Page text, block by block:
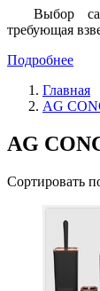
Выбор
требующая
Подробнее
Главная
AG
AG
Сортировать